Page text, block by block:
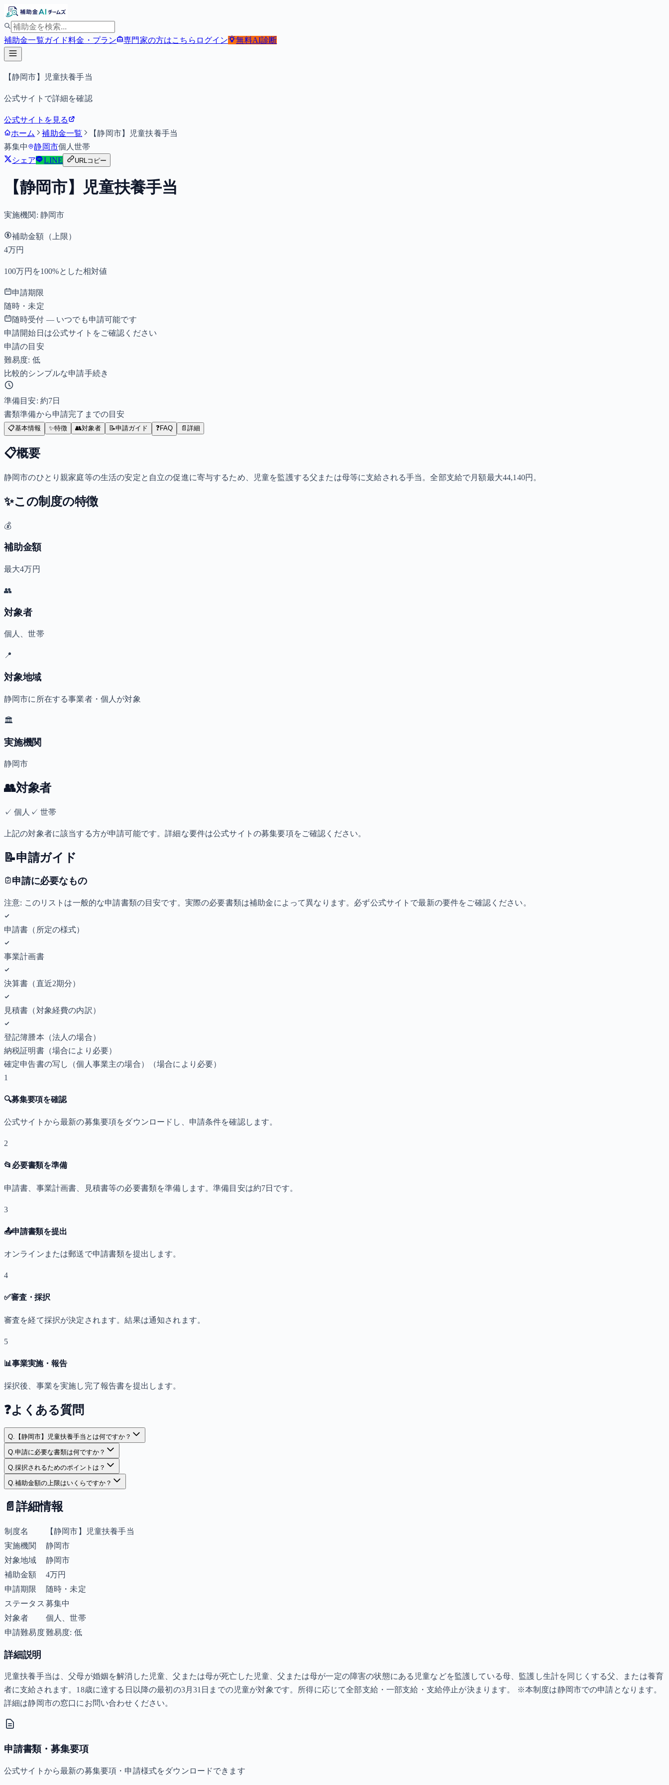
補助金一覧ガイド料金・プラン 専門家の方はこちら ログイン 無料AI診断
【静岡市】児童扶養手当
公式サイトで詳細を確認
公式サイトを見る
ホーム
補助金一覧
【静岡市】児童扶養手当
募集中
静岡市個人世帯
シェア
LINE URLコピー
【静岡市】児童扶養手当
実施機関: 静岡市
補助金額（上限）
4万円
100万円を100%とした相対値
申請期限
随時・未定
随時受付 — いつでも申請可能です
申請開始日は公式サイトをご確認ください
申請の目安
難易度: 低
比較的シンプルな申請手続き
準備目安: 約7日
書類準備から申請完了までの目安
📋基本情報 ✨特徴 👥対象者 📝申請ガイド ❓FAQ 📄 詳細
📋概要
静岡市のひとり親家庭等の生活の安定と自立の促進に寄与するため、児童を監護する父または母等に支給される手当。全部支給で月額最大44,140円。
✨この制度の特徴
💰
補助金額
最大4万円
👥
対象者
個人、世帯
📍
対象地域
静岡市に所在する事業者・個人が対象
🏛️
実施機関
静岡市
👥対象者
✓個人 ✓ 世帯
上記の対象者に該当する方が申請可能です。詳細な要件は公式サイトの募集要項をご確認ください。
📝申請ガイド
申請に必要なもの
注意: このリストは一般的な申請書類の目安です。実際の必要書類は補助金によって異なります。必ず公式サイトで最新の要件をご確認ください。
申請書（所定の様式）
事業計画書
決算書（直近2期分）
見積書（対象経費の内訳）
登記簿謄本（法人の場合）
納税証明書（場合により必要）
確定申告書の写し（個人事業主の場合）
（場合により必要）
1
🔍募集要項を確認
公式サイトから最新の募集要項をダウンロードし、申請条件を確認します。
2
📂 必要書類を準備
申請書、事業計画書、見積書等の必要書類を準備します。準備目安は約7日です。
3
📤申請書類を提出
オンラインまたは郵送で申請書類を提出します。
4
✅審査・採択
審査を経て採択が決定されます。結果は通知されます。
5
📊事業実施・報告
採択後、事業を実施し完了報告書を提出します。
❓よくある質問
Q. 【静岡市】児童扶養手当とは何ですか？
Q.申請に必要な書類は何ですか？
Q.採択されるためのポイントは？
Q.補助金額の上限はいくらですか？
📄 詳細情報
制度名
【静岡市】児童扶養手当
実施機関
静岡市
対象地域
静岡市
補助金額
4万円
申請期限
随時・未定
ステータス 募集中
対象者
個人、世帯
申請難易度難易度: 低
詳細説明
児童扶養手当は、父母が婚姻を解消した児童、父または母が死亡した児童、父または母が一定の障害の状態にある児童などを監護している母、監護し生計を同じくする父、または養育
者に支給されます。18歳に達する日以降の最初の3月31日までの児童が対象です。所得に応じて全部支給・一部支給・支給停止が決まります。 ※本制度は静岡市での申請となります。
詳細は静岡市の窓口にお問い合わせください。
申請書類・募集要項
公式サイトから最新の募集要項・申請様式をダウンロードできます